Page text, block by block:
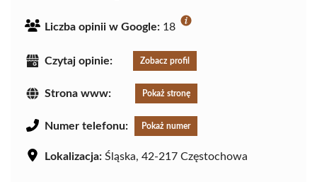
Liczba opinii w Google: 18
Czytaj opinie: Zobacz profil
Strona www: Pokaż stronę
Numer telefonu: Pokaż numer
Lokalizacja: Śląska, 42-217 Częstochowa